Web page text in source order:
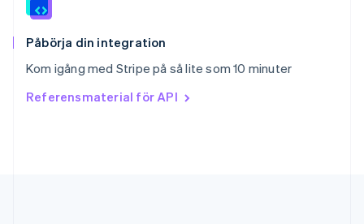
Påbörja din integration
Kom igång med Stripe på så lite som 10 minuter
Referensmaterial för API
Sverige
SvenskaEnglish
ไทยEnglish
English